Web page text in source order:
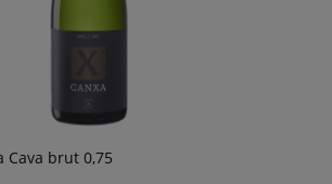
Cava brut 0,75